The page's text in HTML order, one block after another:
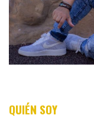
QUIÉN SOY